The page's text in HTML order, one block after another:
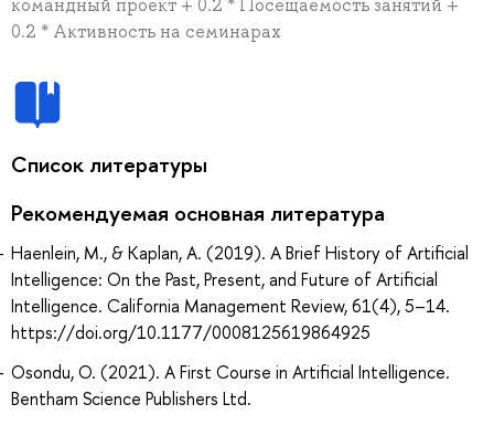
0.2 * Активность на семинарах
Список литературы
Рекомендуемая основная литература
Haenlein, M., & Kaplan, A. (2019). A Brief History of Artificial
Intelligence: On the Past, Present, and Future of Artificial
Intelligence. California Management Review, 61(4), 5–14.
https://doi.org/10.1177/0008125619864925
Osondu, O. (2021). A First Course in Artificial Intelligence.
Bentham Science Publishers Ltd.